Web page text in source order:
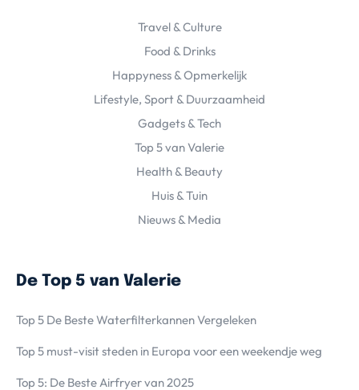
Travel & Culture
Food & Drinks
Happyness & Opmerkelijk
Lifestyle, Sport & Duurzaamheid
Gadgets & Tech
Top 5 van Valerie
Health & Beauty
Huis & Tuin
Nieuws & Media
De Top 5 van Valerie
Top 5 De Beste Waterfilterkannen Vergeleken
Top 5 must-visit steden in Europa voor een weekendje weg
Top 5: De Beste Airfryer van 2025